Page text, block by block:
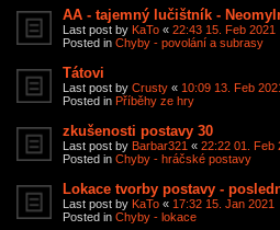
AA - tajemný lučištník -
Last post by KaTo « 22:43 15. Feb 2021
Posted in Chyby - povolání a subrasy
Tátovi
Last post by Crusty « 10:09 13. Feb
Posted in Příběhy ze hry
zkušenosti postavy 30
Last post by Barbar321 « 22:22 01. Feb
Posted in Chyby - hráčské postavy
Lokace tvorby postavy -
Last post by KaTo « 17:32 15. Jan 2021
Posted in Chyby - lokace